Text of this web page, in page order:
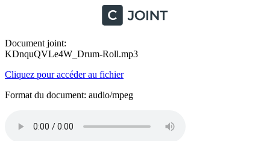
Document joint:
KDnquQVLe4W_Drum-Roll.mp3
Cliquez pour accéder au fichier
Format du document: audio/mpeg